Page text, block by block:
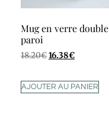
Mug en verre double
paroi
18.20€16.38€
AJOUTER AU PANIER